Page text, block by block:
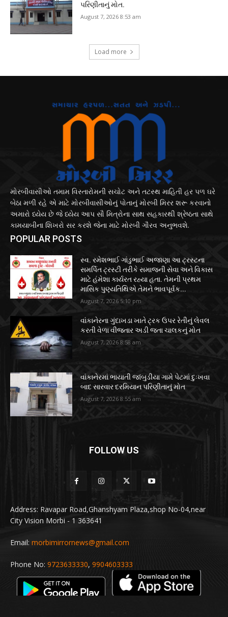
પરિણીતાનું મોત.
August 7, 2026 8:53 am
Load more
મોરબીવાસીઓ તમામ વિસ્તારોમની સચોટ અને તટસ્થ માહિતી હર પળ ઘરે
બેઠા મળી રહે એ માટે મોરબીવાસીઓનું પોતાનું મોરબી મિરર શરૂ કરવાનો
અમારો ધ્યેય છે જે ધ્યેય આપ સૌ મિત્રોના સાથ સહકારથી શ્રેષ્ઠતા સાથે
કામયાબીના શિખરો સર કરશે જેના માટે મોરબી ગૌરવ અનુભવશે.
POPULAR POSTS
સ્વ. રમેશભાઈ ગાંડુભાઈ અજાણા આ ટ્રસ્ટના
સમર્પિત ટ્રસ્ટી તરીકે સમાજની સેવા અને વિકાસ
માટે હંમેશા કાર્યરત રહ્યા હતા. તેમની પ્રથમ
માસિક પુણ્યતિથિએ તેમને ભાવપૂર્વક...
August 7, 2026 5:10 pm
વાંકાનેરના ગુંદાખડા ખાતે ટ્રક ઉપર રેતીનું લેવલ
કરતી વેળા વીજતાર અડી જતા ચાલકનું મોત
August 7, 2026 8:58 am
વાંકાનેરમાં ભાયાતી જાંબુડીયા ગામે પેટમાં દુઃખવા
બાદ સારવાર દરમિયાન પરિણીતાનું મોત
August 7, 2026 8:55 am
FOLLOW US
Address: Ravapar Road,Ghanshyam Plaza,shop No-04,near
City Vision Morbi - 1 363641
Email: morbimirrornews@gmail.com
Phone No: 9723633330, 9904603333